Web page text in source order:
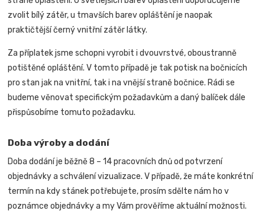
zvolit bílý zátěr, u tmavších barev opláštění je naopak
praktičtější černý vnitřní zátěr látky.
Za příplatek jsme schopni vyrobit i dvouvrstvé, oboustranně
potištěné opláštění. V tomto případě je tak potisk na bočnicích
pro stan jak na vnitřní, tak i na vnější straně bočnice.Rádi se
budeme věnovat specifickým požadavkům a daný balíček dále
přispůsobíme tomuto požadavku.
Doba výroby a dodání
Doba dodání je běžně 8 – 14 pracovních dnů od potvrzení
objednávky a schválení vizualizace. V případě, že máte konkrétní
termín na kdy stánek potřebujete, prosím sdělte nám ho v
poznámce objednávky a my Vám prověříme aktuální možnosti.